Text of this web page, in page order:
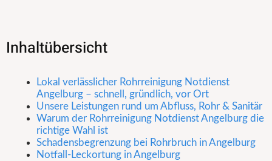
Inhaltübersicht
Lokal verlässlicher Rohrreinigung Notdienst
Angelburg – schnell, gründlich, vor Ort
Unsere Leistungen rund um Abfluss, Rohr & Sanitär
Warum der Rohrreinigung Notdienst Angelburg die
richtige Wahl ist
Schadensbegrenzung bei Rohrbruch in Angelburg
Notfall-Leckortung in Angelburg